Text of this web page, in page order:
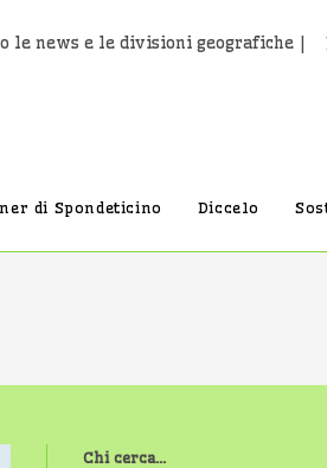
le news e le divisioni geografiche |
di Spondeticino Diccelo
Chi cerca...